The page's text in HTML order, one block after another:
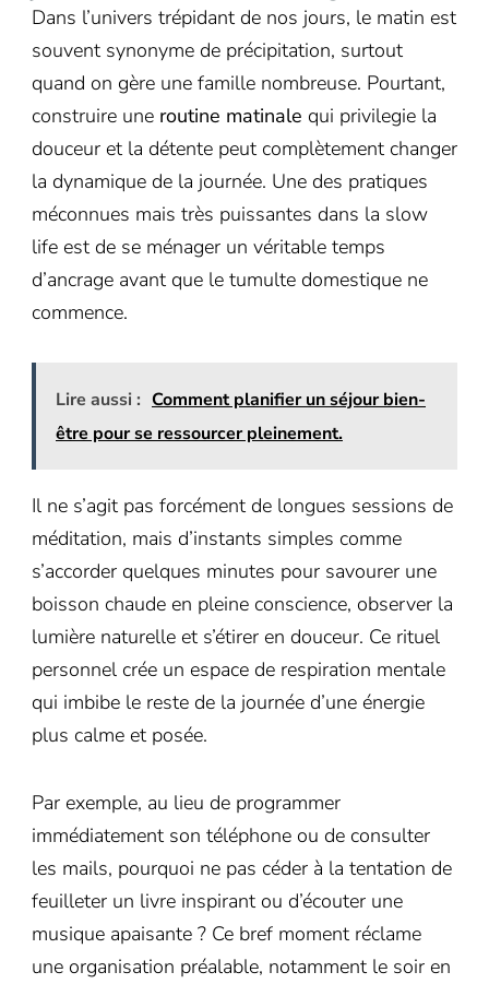
Dans l’univers trépidant de nos jours, le matin est
souvent synonyme de précipitation, surtout
quand on gère une famille nombreuse. Pourtant,
construire une routine matinale qui privilegie la
douceur et la détente peut complètement changer
la dynamique de la journée. Une des pratiques
méconnues mais très puissantes dans la slow
life est de se ménager un véritable temps
d’ancrage avant que le tumulte domestique ne
commence.
Lire aussi : Comment planifier un séjour bien-
être pour se ressourcer pleinement.
Il ne s’agit pas forcément de longues sessions de
méditation, mais d’instants simples comme
s’accorder quelques minutes pour savourer une
boisson chaude en pleine conscience, observer la
lumière naturelle et s’étirer en douceur. Ce rituel
personnel crée un espace de respiration mentale
qui imbibe le reste de la journée d’une énergie
plus calme et posée.
Par exemple, au lieu de programmer
immédiatement son téléphone ou de consulter
les mails, pourquoi ne pas céder à la tentation de
feuilleter un livre inspirant ou d’écouter une
musique apaisante ? Ce bref moment réclame
une organisation préalable, notamment le soir en